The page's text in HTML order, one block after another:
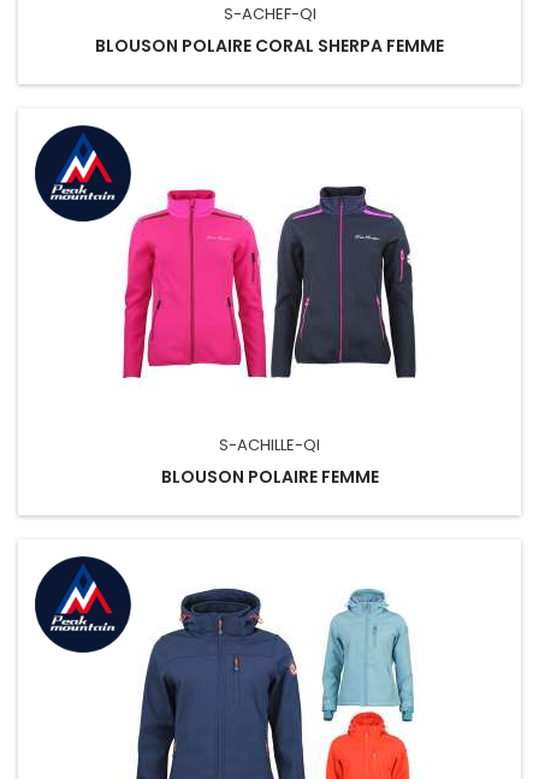
S-ACHEF-QI
BLOUSON POLAIRE CORAL SHERPA FEMME
S-ACHILLE-QI
BLOUSON POLAIRE FEMME